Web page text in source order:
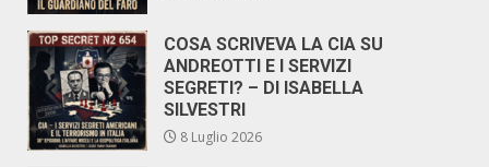
COSA SCRIVEVA LA CIA SU
ANDREOTTI E I SERVIZI
SEGRETI? – DI ISABELLA
SILVESTRI
8 Luglio 2026